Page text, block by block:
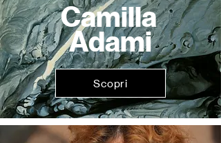
Camilla
Adami
Scopri